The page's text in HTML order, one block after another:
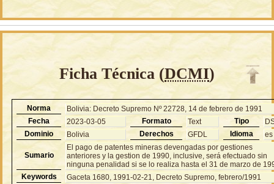
Ficha Técnica (DCMI)
Norma
Bolivia: Decreto Supremo Nº 22728, 14 de febrero de 1991
Fecha
2023-03-05 Formato Text Tipo
Dominio
Bolivia Derechos GFDL Idioma es
Sumario
El pago de patentes mineras devengadas por gestiones
anteriores y la gestion de 1990, inclusive, será efectuado sin
ninguna penalidad si se lo realiza hasta el 31 de marzo de
Keywords
Gaceta 1680, 1991-02-21, Decreto Supremo, febrero/1991